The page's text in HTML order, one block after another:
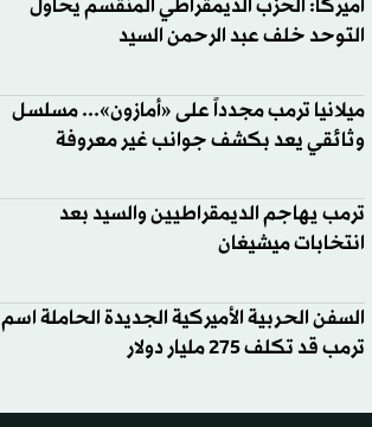
أميركا: الحزب الديمقراطي المنقسم يحاول
التوحد خلف عبد الرحمن السيد
ميلانيا ترمب مجدداً على «أمازون»... مسلسل
وثائقي يعد بكشف جوانب غير معروفة
ترمب يهاجم الديمقراطيين والسيد بعد
انتخابات ميشيغان
السفن الحربية الأميركية الجديدة الحاملة اسم
ترمب قد تكلف 275 مليار دولار